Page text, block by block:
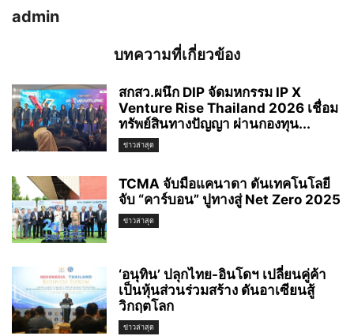
admin
บทความที่เกี่ยวข้อง
สกสว.ผนึก DIP จัดมหกรรม IP X
Venture Rise Thailand 2026 เชื่อม
ทรัพย์สินทางปัญญา ผ่านกองทุน...
ข่าวล่าสุด
TCMA จับมือแคนาดา ดันเทคโนโลยี
จับ “คาร์บอน” ปูทางสู่ Net Zero 2025
ข่าวล่าสุด
‘อนุทิน’ ปลุกไทย-อินโดฯ เปลี่ยนคู่ค้า
เป็นหุ้นส่วนร่วมสร้าง ดันอาเซียนสู้
วิกฤตโลก
ข่าวล่าสุด